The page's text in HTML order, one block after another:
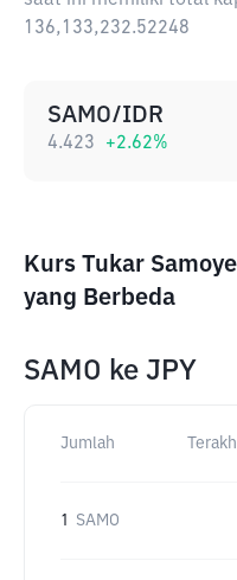
136,133,232.52248
SAMO/IDR
4.423 +2.62%
Kurs Tukar
yang Berbeda
SAMO ke JPY
Jumlah
1 SAMO